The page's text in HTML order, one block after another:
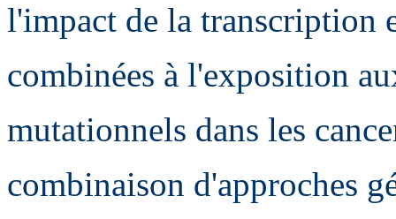
l'impact de la transcription
combinées à l'exposition
mutationnels dans les
combinaison d'approches